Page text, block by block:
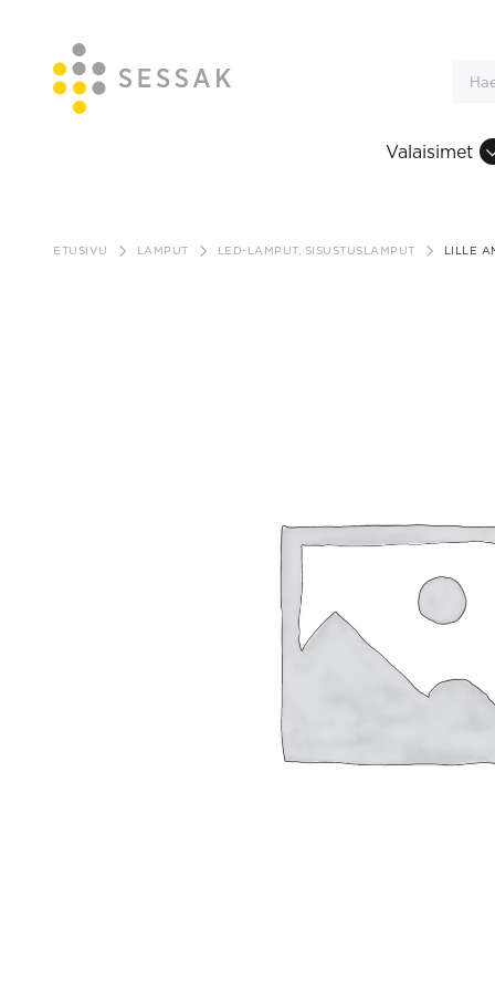
sisältöön
Valaisimet
ETUSIVU LAMPUT LED-LAMPUT, SISUSTUSLAMPUT LILLE